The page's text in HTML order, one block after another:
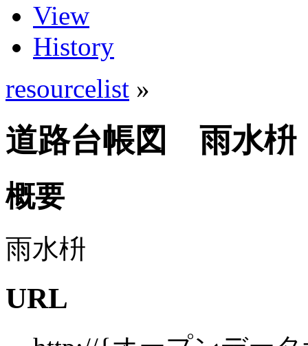
View
History
resourcelist »
道路台帳図 雨水枡
概要
雨水枡
URL